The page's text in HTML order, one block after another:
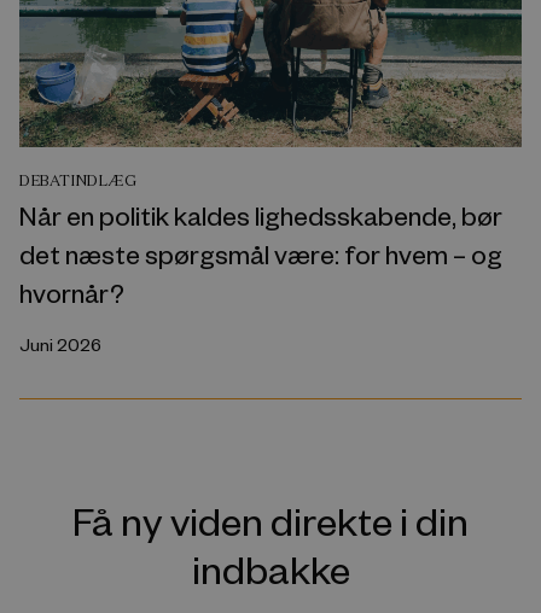
DEBATINDLÆG
Når en politik kaldes lighedsskabende, bør
det næste spørgsmål være: for hvem – og
hvornår?
Juni 2026
Få ny viden direkte i din
indbakke